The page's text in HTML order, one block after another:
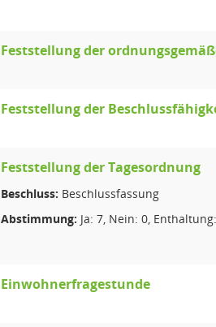
Feststellung der
Feststellung der
Feststellung der Tagesordnung
Beschluss: Beschlussfassung
Abstimmung: Ja: 7, Nein: 0,
Einwohnerfragestunde